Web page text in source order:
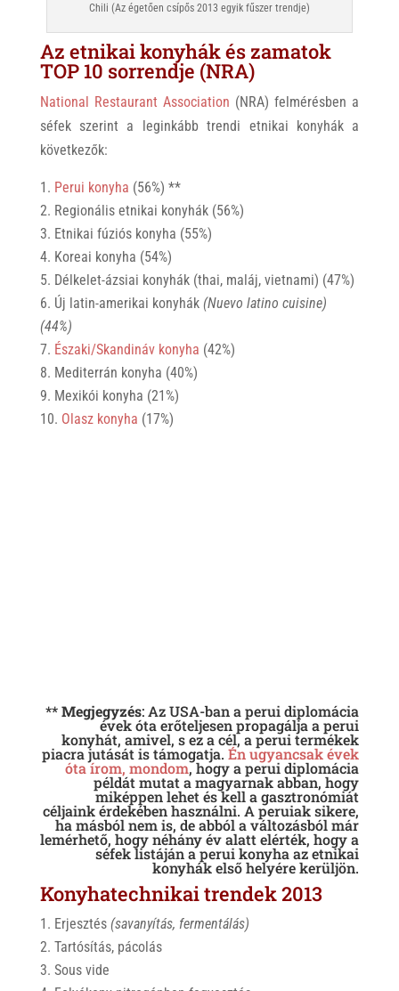
Chili (Az égetően csípős 2013 egyik fűszer trendje)
Az etnikai konyhák és zamatok
TOP 10 sorrendje (NRA)
National Restaurant Association (NRA) felmérésben a
séfek szerint a leginkább trendi etnikai konyhák a
következők:
Perui konyha (56%) **
Regionális etnikai konyhák (56%)
Etnikai fúziós konyha (55%)
Koreai konyha (54%)
Délkelet-ázsiai konyhák (thai, maláj, vietnami) (47%)
Új latin-amerikai konyhák (Nuevo latino cuisine)
(44%)
Északi/Skandináv konyha (42%)
Mediterrán konyha (40%)
Mexikói konyha (21%)
Olasz konyha (17%)
**Megjegyzés: Az USA-ban a perui diplomácia
évek óta erőteljesen propagálja a perui
konyhát, amivel, s ez a cél, a perui termékek
piacra jutását is támogatja.Én ugyancsak évek
óta írom, mondom, hogy a perui diplomácia
példát mutat a magyarnak abban, hogy
miképpen lehet és kell a gasztronómiát
céljaink érdekében használni. A peruiak sikere,
ha másból nem is, de abból a változásból már
lemérhető, hogy néhány év alatt elérték, hogy a
séfek listáján a perui konyha az etnikai
konyhák első helyére kerüljön.
Konyhatechnikai trendek 2013
Erjesztés (savanyítás, fermentálás)
Tartósítás, pácolás
Sous vide